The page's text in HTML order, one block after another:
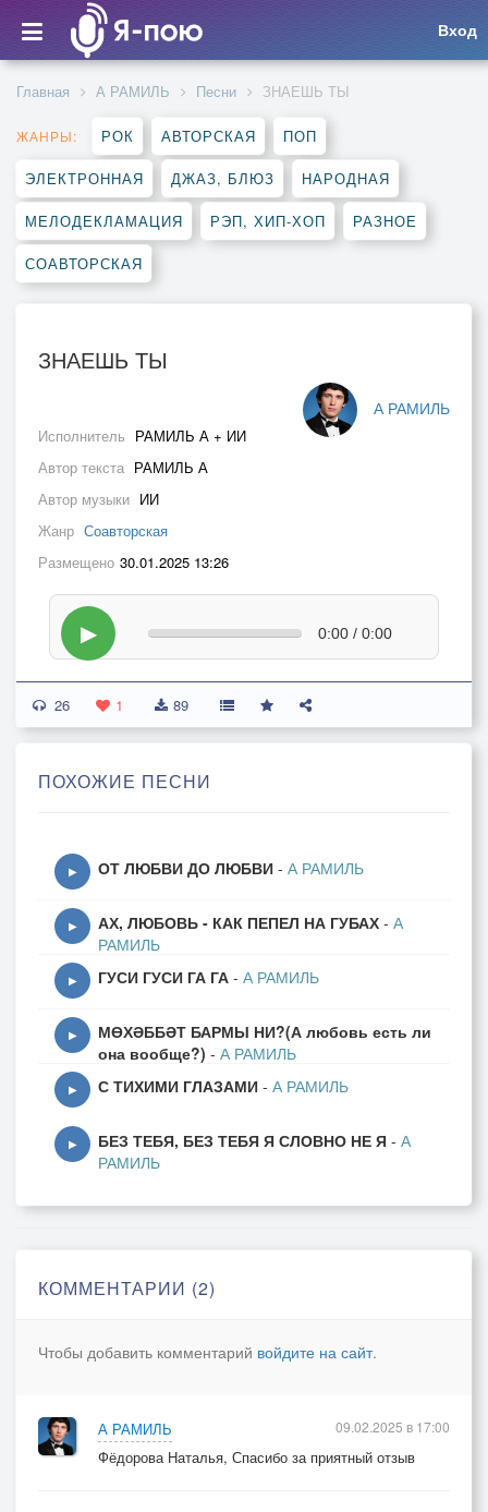
Вход
Главная А РАМИЛЬ Песни ЗНАЕШЬ ТЫ
ЖАНРЫ: РОК АВТОРСКАЯ ПОП
ЭЛЕКТРОННАЯ ДЖАЗ, БЛЮЗ НАРОДНАЯ
МЕЛОДЕКЛАМАЦИЯ РЭП, ХИП-ХОП РАЗНОЕ
СОАВТОРСКАЯ
ЗНАЕШЬ ТЫ
А РАМИЛЬ
Исполнитель РАМИЛЬ А + ИИ
Автор текста РАМИЛЬ А
Автор музыки ИИ
Жанр Соавторская
Размещено 30.01.2025 13:26
▶ 0:00 / 0:00
26 1 89
ПОХОЖИЕ ПЕСНИ
▶ ОТ ЛЮБВИ ДО ЛЮБВИ - А РАМИЛЬ
▶ АХ, ЛЮБОВЬ - КАК ПЕПЕЛ НА ГУБАХ - А
РАМИЛЬ
▶ ГУСИ ГУСИ ГА ГА - А РАМИЛЬ
▶
МӨХӘББӘТ БАРМЫ НИ?(А любовь есть ли
она вообще?) - А РАМИЛЬ
▶ С ТИХИМИ ГЛАЗАМИ - А РАМИЛЬ
▶ БЕЗ ТЕБЯ, БЕЗ ТЕБЯ Я СЛОВНО НЕ Я - А
РАМИЛЬ
КОММЕНТАРИИ (2)
Чтобы добавить комментарий войдите на сайт.
А РАМИЛЬ
Фёдорова Наталья, Спасибо за приятный отзыв
09.02.2025 в 17:00